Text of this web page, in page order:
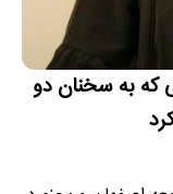
که به سخنان دو